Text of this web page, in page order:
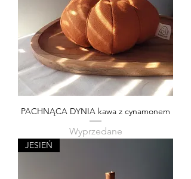
PACHNĄCA DYNIA kawa z cynamonem
Wyprzedane
JESIEŃ